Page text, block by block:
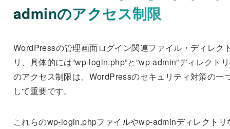
adminのアクセス制限
WordPressの管理画面ログイン関連ファイル・ディレク
リ、具体的には”wp-login.php”と”wp-admin”ディレクト
のアクセス制限は、WordPressのセキュリティ対策の一
して重要です。
これらのwp-login.phpファイルやwp-adminディレクトリ